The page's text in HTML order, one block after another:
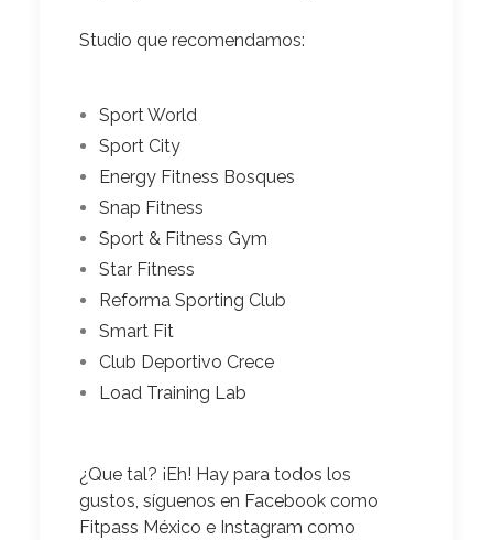
Studio que recomendamos:
Sport World
Sport City
Energy Fitness Bosques
Snap Fitness
Sport & Fitness Gym
Star Fitness
Reforma Sporting Club
Smart Fit
Club Deportivo Crece
Load Training Lab
¿Que tal? ¡Eh! Hay para todos los
gustos, síguenos en Facebook como
Fitpass México e Instagram como